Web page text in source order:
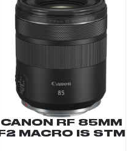
CANON RF 85MM
F2 MACRO IS STM